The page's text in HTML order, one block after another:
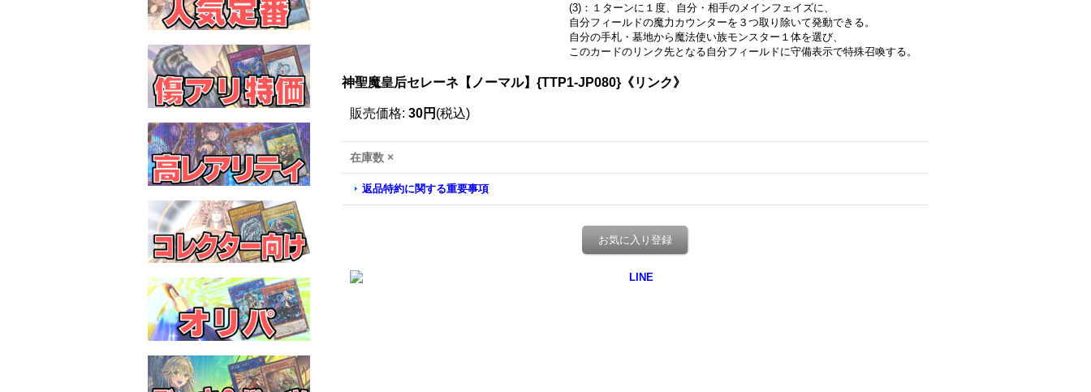
(3)：１ターンに１度、自分・相手のメインフェイズに、
自分フィールドの魔力カウンターを３つ取り除いて発動できる。
自分の手札・墓地から魔法使い族モンスター１体を選び、
このカードのリンク先となる自分フィールドに守備表示で特殊召喚する。
神聖魔皇后セレーネ【ノーマル】{TTP1-JP080}《リンク》
販売価格: 30円 (税込)
在庫数 ×
返品特約に関する重要事項
お気に入り登録